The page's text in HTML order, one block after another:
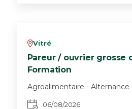
vVitré
Pareur / ouvrier grosse
Formation
Agroalimentaire - Alternance
06/08/2026